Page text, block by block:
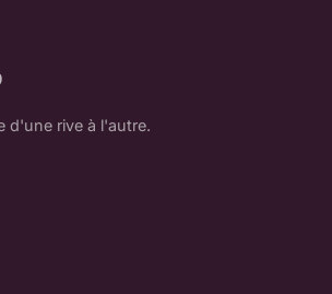
d'une rive à l'autre.